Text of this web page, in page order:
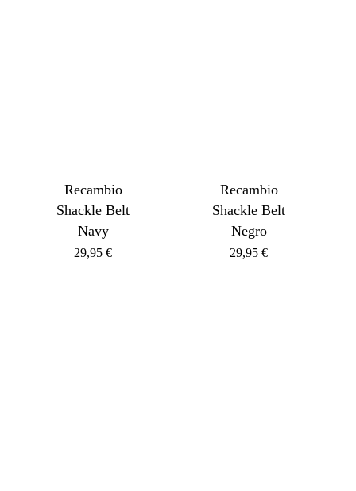
Recambio
Shackle Belt
Navy
29,95€
Recambio
Shackle Belt
Negro
29,95€